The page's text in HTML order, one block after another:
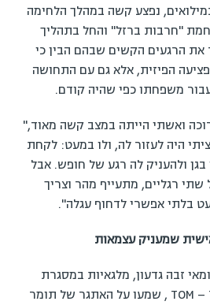
נפצע קשה במהלך הלחימה
"חרבות ברזל" והחל בתהליך
הרגעים הקשים שבהם הבין כי
הפיזית, אלא גם עם התחושה
משפחתו כפי שהיה קודם.
ואשתי הייתה במצב קשה מאוד,"
היה לעזור לה, ולו במעט: לקחת
ולהעניק לה רגע של חופש. אבל
רגליים, מתעייף מהר וצריך
בלתי אפשרי לדחוף עגלה".
שמעניק עצמאות
זבה גדעון, מלגאיות במסגרת
מיזםTOM – Tikun Olam Makers , שמעו על האתגר של תומר